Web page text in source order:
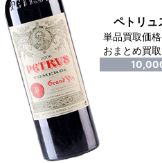
ペトリ
単品買取価
おまとめ買